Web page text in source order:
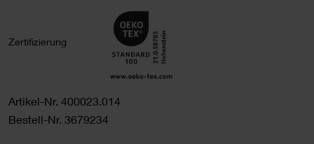
Zertifizierung
Artikel-Nr. 400023.014
Bestell-Nr. 3679234